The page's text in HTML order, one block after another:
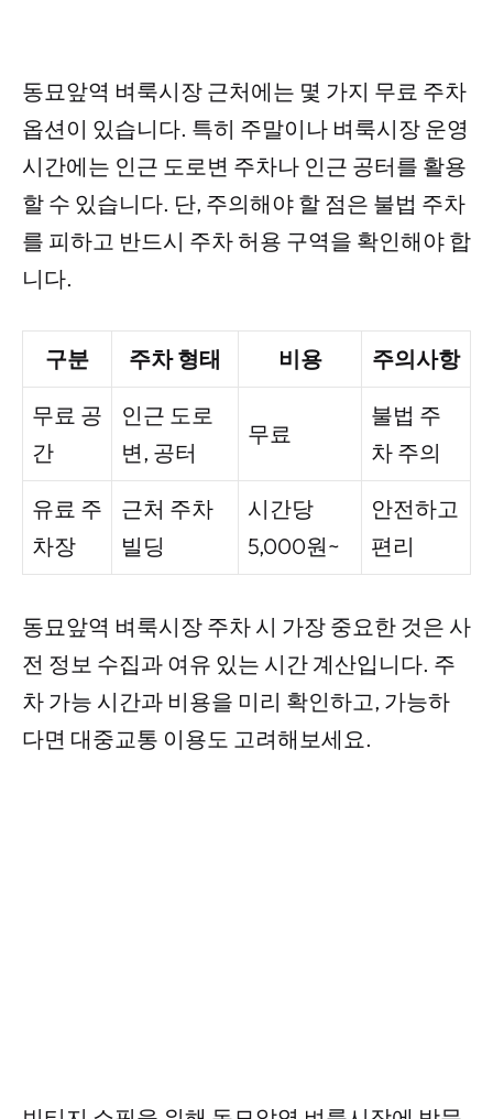
동묘앞역 벼룩시장 근처에는 몇 가지 무료 주차
옵션이 있습니다. 특히 주말이나 벼룩시장 운영
시간에는 인근 도로변 주차나 인근 공터를 활용
할 수 있습니다. 단, 주의해야 할 점은 불법 주차
를 피하고 반드시 주차 허용 구역을 확인해야 합
니다.
구분 주차 형태 비용 주의사항
무료 공
간
인근 도로
변, 공터
무료
불법 주
차 주의
유료 주
차장
근처 주차
빌딩
시간당
5,000원~
안전하고
편리
동묘앞역 벼룩시장 주차 시 가장 중요한 것은 사
전 정보 수집과 여유 있는 시간 계산입니다. 주
차 가능 시간과 비용을 미리 확인하고, 가능하
다면 대중교통 이용도 고려해보세요.